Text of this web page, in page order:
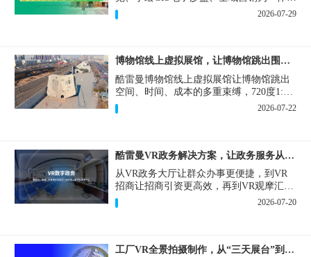
打造从VR全景拍摄制作到成熟VR云游落
地案例。
2026-07-29
博物馆线上虚拟展馆，让博物馆跳出围墙让历史随处可及
酷雷曼博物馆线上虚拟展馆让博物馆跳出
空间、时间、成本的多重束缚，720度1:1
实景复刻的VR数字展厅，已经成为博物馆
数字化刚需新基建。
2026-07-22
酷雷曼VR政务解决方案，让政务服务从“看得见”开始
从VR政务大厅让群众办事更便捷，到VR
招商让招商引资更高效，再到VR观摩汇报
让政务成果更直观，酷雷曼VR政务解决方
案，解锁政务服务新体验，让服务从“看得
2026-07-20
工厂VR全景拍摄制作，从“三天展台”到“全时在线”